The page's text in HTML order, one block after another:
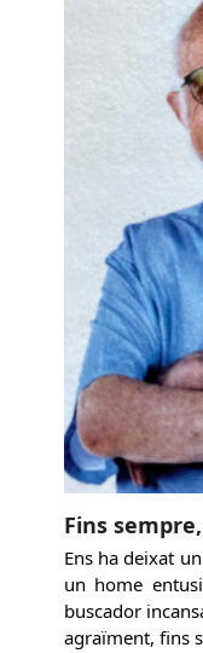
Fins
Ens ha deixat
un home
buscador
agraïment, fins